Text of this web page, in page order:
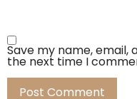
Save my name, email,
the next time I